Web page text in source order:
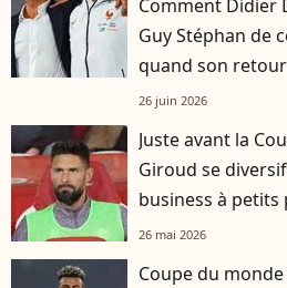
Comment Didier
Guy Stéphan de
quand son
26 juin 2026
Juste avant la
Giroud se
business à petits
26 mai 2026
Coupe du